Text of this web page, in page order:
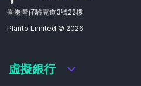
香港灣仔駱克道3號22樓
Planto Limited © 2026
虛擬銀行